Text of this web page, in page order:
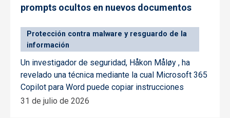
prompts ocultos en nuevos documentos
Protección contra malware y resguardo de la
información
Un investigador de seguridad, Håkon Måløy , ha
revelado una técnica mediante la cual Microsoft 365
Copilot para Word puede copiar instrucciones
31 de julio de 2026